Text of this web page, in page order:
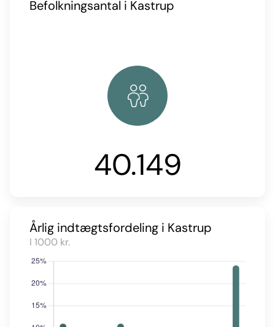
Befolkningsantal i Kastrup
40.149
Årlig indtægtsfordeling i Kastrup
I 1000 kr.